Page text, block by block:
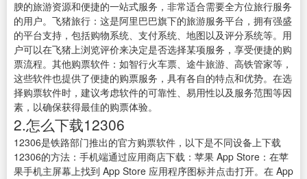
腴的旅游资源和便捷的一站式服务，非常适合需要全方位旅行服务
的用户。飞猪旅行：这是阿里巴巴旗下的旅游服务平台，拥有强盛
的平台支持，包括购物系统、支付系统、地图以及评分系统等。用
户可以在飞猪上浏览评价来决定是否选择某项服务，享受便捷的购
票流程。其他购票软件：如智行火车票、途牛旅游、高铁管家等，
这些软件也提供了便捷的购票服务，具有各自的特点和优势。在选
择购票软件时，建议考虑软件的可靠性、易用性以及服务范围等因
素，以确保获得最佳的购票体验。
2.怎么下载12306
12306是铁路部门推出的官方购票软件，以下是不同设备上下载
12306的方法：手机端通过应用商店下载：苹果 App Store：在苹
果手机主屏幕上找到 App Store 应用程序图标并点击打开。在 App